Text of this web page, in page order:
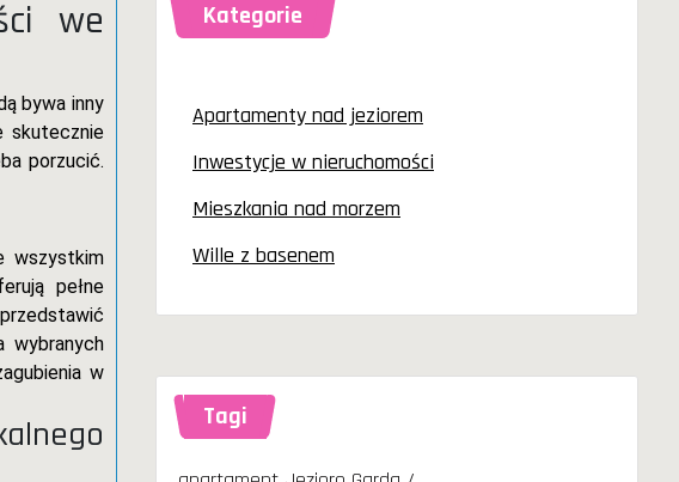
we
bywa inny
skutecznie
porzucić.
wszystkim
pełne
wybranych
w
Kategorie
Apartamenty nad jeziorem
Inwestycje w nieruchomości
Mieszkania nad morzem
Wille z basenem
Tagi